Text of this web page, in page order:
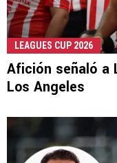
LEAGUES CUP 2026
Afición señaló a
Los Angeles